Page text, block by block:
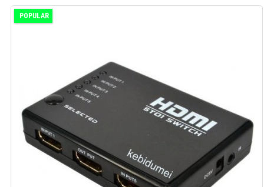
POPULAR